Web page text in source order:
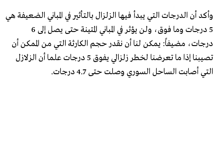
وأكد أن الدرجات التي يبدأ فيها الزلزال بالتأثير في المباني الضعيفة هي
5 درجات وما فوق، ولن يؤثر في المباني المتينة حتى يصل إلى 6
درجات، مضيفاً: يمكن لنا أن نقدر حجم الكارثة التي من الممكن أن
تصيبنا إذا ما تعرضنا لخطر زلزالي يفوق 5 درجات علما أن الزلازل
التي أصابت الساحل السوري وصلت حتى 4.7 درجات.